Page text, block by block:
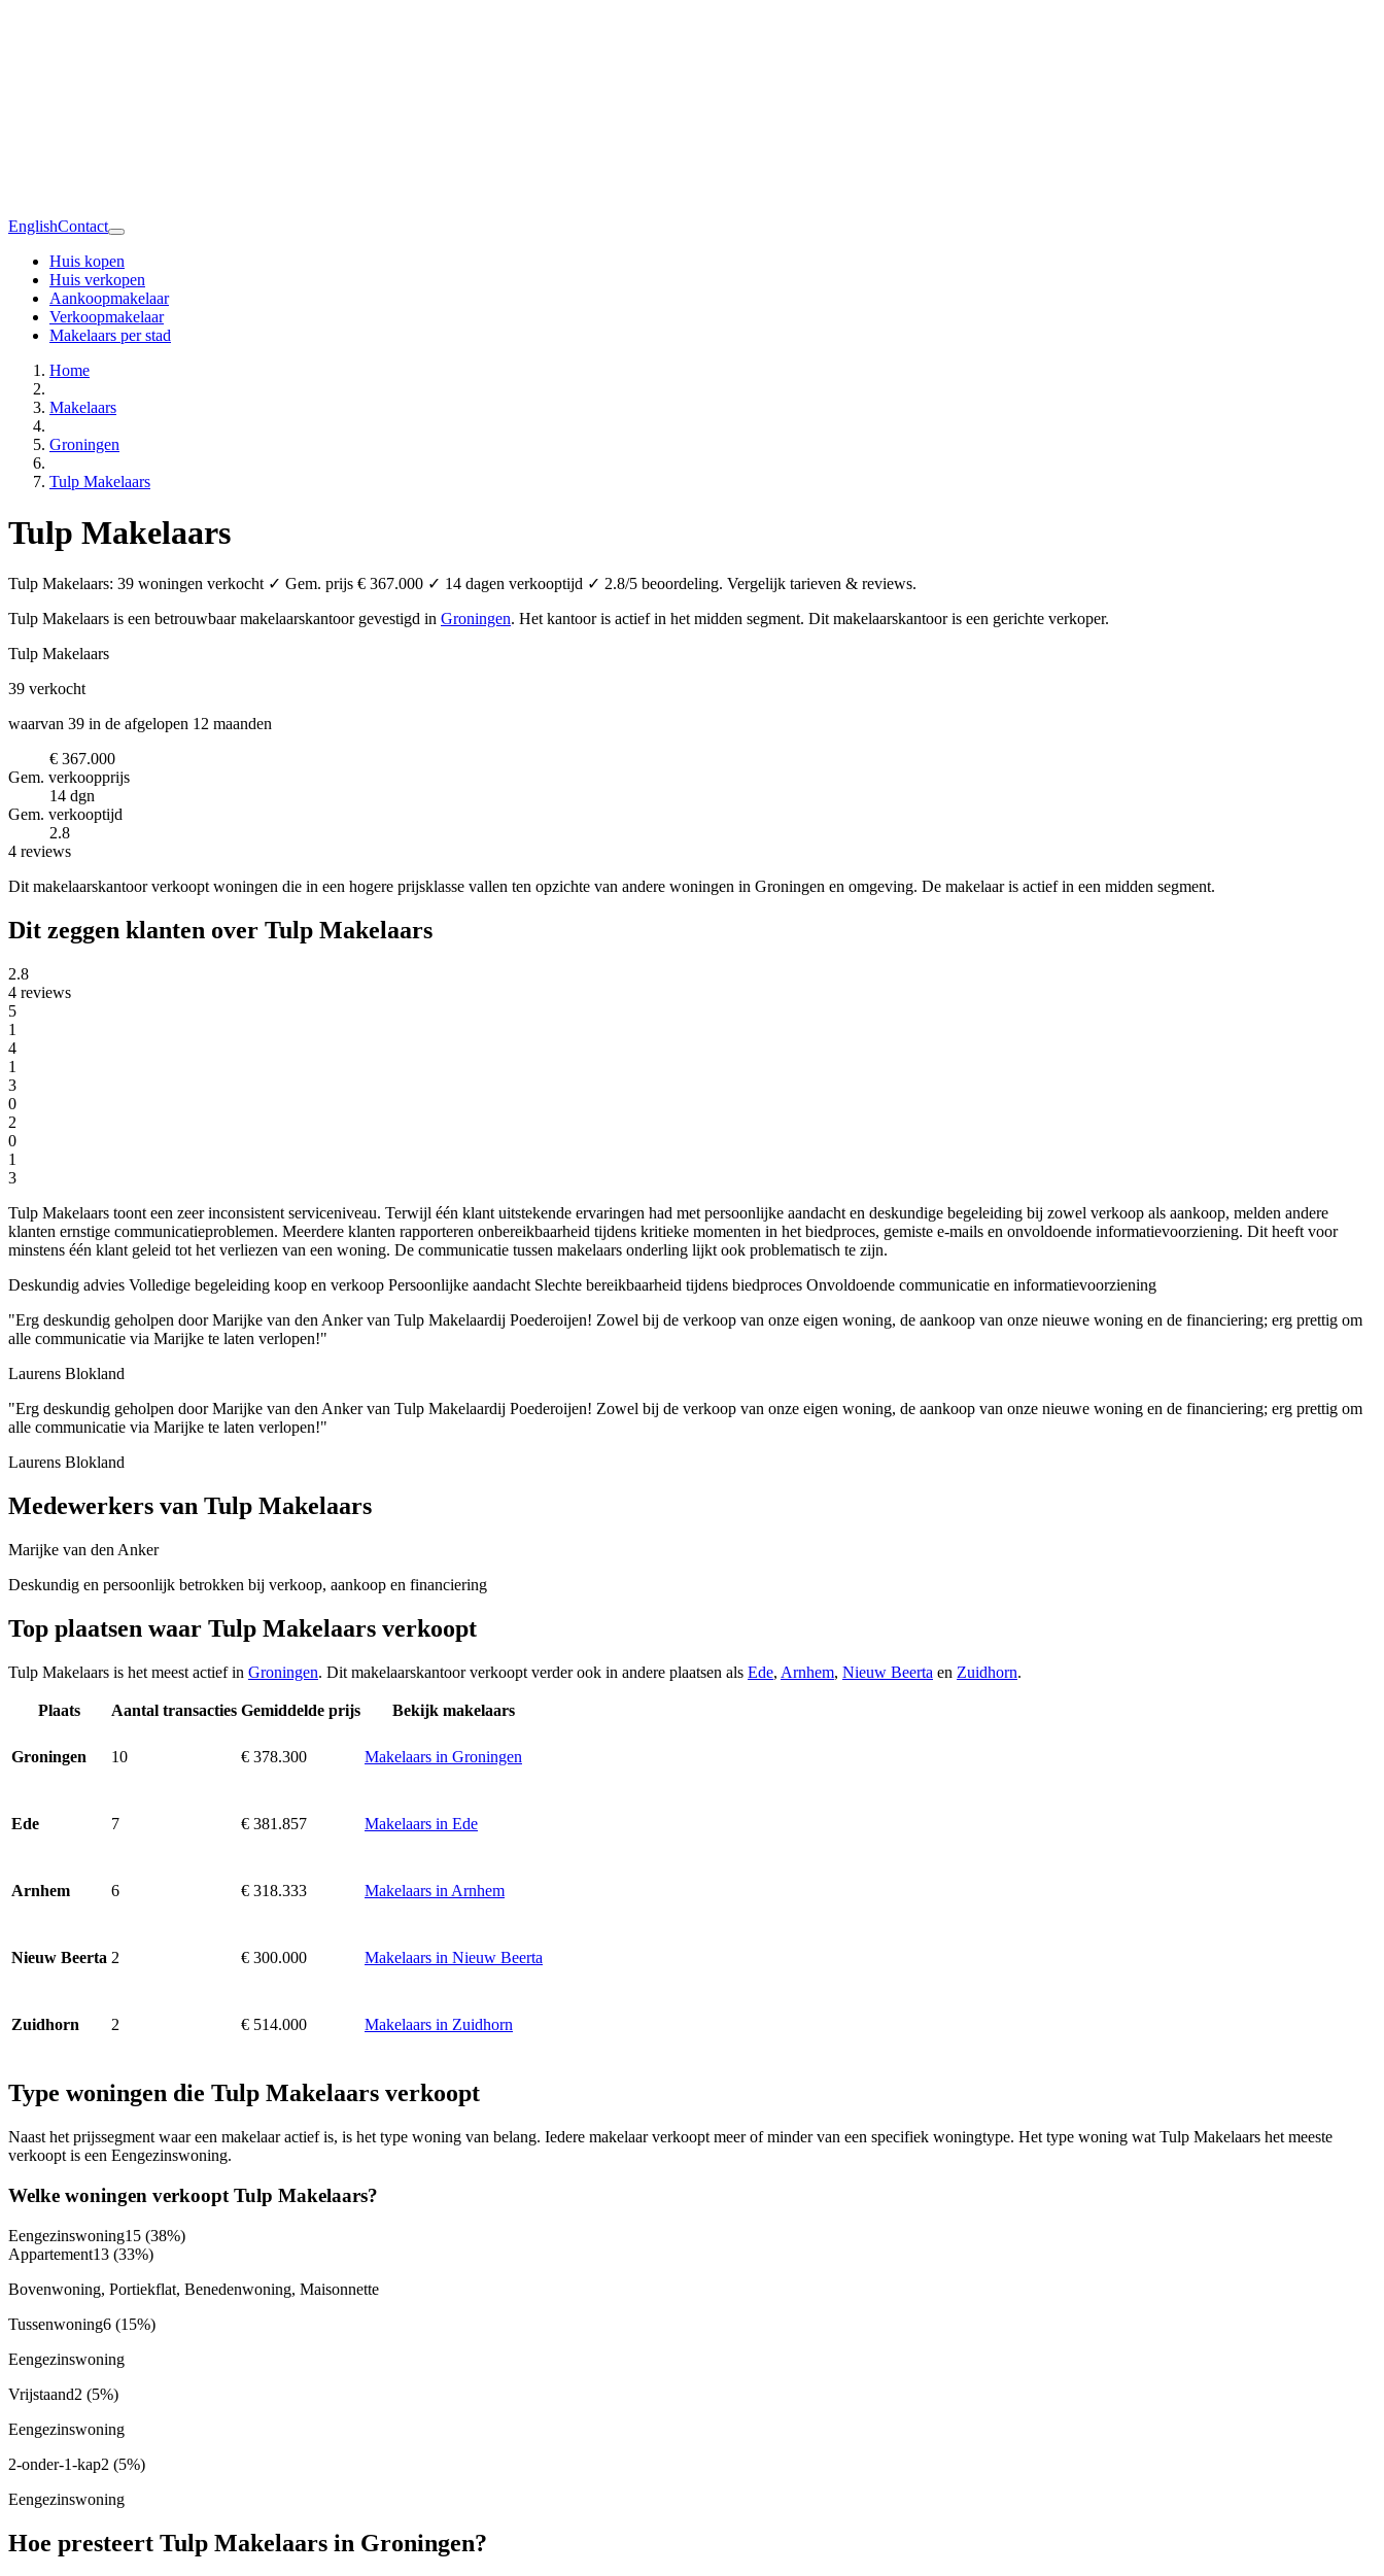
EnglishContact
Huis kopen
Huis verkopen
Aankoopmakelaar
Verkoopmakelaar
Makelaars per stad
Home
Makelaars
Groningen
Tulp Makelaars
Tulp Makelaars
Tulp Makelaars: 39 woningen verkocht ✓ Gem. prijs € 367.000 ✓ 14 dagen verkooptijd ✓ 2.8/5 beoordeling. Vergelijk tarieven & reviews.
Tulp Makelaars is een betrouwbaar makelaarskantoor gevestigd in Groningen. Het kantoor is actief in het midden segment. Dit makelaarskantoor is een gerichte verkoper.
Tulp Makelaars
39 verkocht
waarvan 39 in de afgelopen 12 maanden
€ 367.000
Gem. verkoopprijs
14 dgn
Gem. verkooptijd
2.8
4 reviews
Dit makelaarskantoor verkoopt woningen die in een hogere prijsklasse vallen ten opzichte van andere woningen in Groningen en omgeving. De makelaar is actief in een midden segment.
Dit zeggen klanten over Tulp Makelaars
2.8
4 reviews
5
1
4
1
3
0
2
0
1
3
Tulp Makelaars toont een zeer inconsistent serviceniveau. Terwijl één klant uitstekende ervaringen had met persoonlijke aandacht en deskundige begeleiding bij zowel verkoop als aankoop, melden andere
klanten ernstige communicatieproblemen. Meerdere klanten rapporteren onbereikbaarheid tijdens kritieke momenten in het biedproces, gemiste e-mails en onvoldoende informatievoorziening. Dit heeft voor
minstens één klant geleid tot het verliezen van een woning. De communicatie tussen makelaars onderling lijkt ook problematisch te zijn.
Deskundig advies Volledige begeleiding koop en verkoop Persoonlijke aandacht Slechte bereikbaarheid tijdens biedproces Onvoldoende communicatie en informatievoorziening
"Erg deskundig geholpen door Marijke van den Anker van Tulp Makelaardij Poederoijen! Zowel bij de verkoop van onze eigen woning, de aankoop van onze nieuwe woning en de financiering; erg prettig om
alle communicatie via Marijke te laten verlopen!"
Laurens Blokland
"Erg deskundig geholpen door Marijke van den Anker van Tulp Makelaardij Poederoijen! Zowel bij de verkoop van onze eigen woning, de aankoop van onze nieuwe woning en de financiering; erg prettig om
alle communicatie via Marijke te laten verlopen!"
Laurens Blokland
Medewerkers van Tulp Makelaars
Marijke van den Anker
Deskundig en persoonlijk betrokken bij verkoop, aankoop en financiering
Top plaatsen waar Tulp Makelaars verkoopt
Tulp Makelaars is het meest actief in Groningen. Dit makelaarskantoor verkoopt verder ook in andere plaatsen als Ede, Arnhem, Nieuw Beerta en Zuidhorn.
Plaats Aantal transacties Gemiddelde prijs Bekijk makelaars
Groningen 10 € 378.300 Makelaars in Groningen
Ede 7 € 381.857 Makelaars in Ede
Arnhem 6 € 318.333 Makelaars in Arnhem
Nieuw Beerta 2 € 300.000 Makelaars in Nieuw Beerta
Zuidhorn 2 € 514.000 Makelaars in Zuidhorn
Type woningen die Tulp Makelaars verkoopt
Naast het prijssegment waar een makelaar actief is, is het type woning van belang. Iedere makelaar verkoopt meer of minder van een specifiek woningtype. Het type woning wat Tulp Makelaars het meeste
verkoopt is een Eengezinswoning.
Welke woningen verkoopt Tulp Makelaars?
Eengezinswoning15 (38%)
Appartement13 (33%)
Bovenwoning, Portiekflat, Benedenwoning, Maisonnette
Tussenwoning6 (15%)
Eengezinswoning
Vrijstaand2 (5%)
Eengezinswoning
2-onder-1-kap2 (5%)
Eengezinswoning
Hoe presteert Tulp Makelaars in Groningen?